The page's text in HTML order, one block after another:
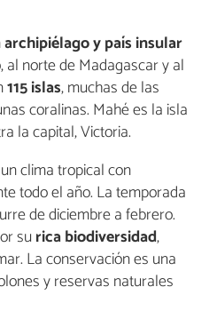
archipiélago y país insular
norte de Madagascar y al
115 islas, muchas de las
coralinas. Mahé es la isla
la capital, Victoria.
clima tropical con
todo el año. La temporada
de diciembre a febrero.
surica biodiversidad,
La conservación es una
y reservas naturales